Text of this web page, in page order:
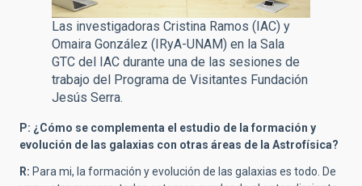
Las investigadoras Cristina Ramos (IAC) y
Omaira González (IRyA-UNAM) en la Sala
GTC del IAC durante una de las sesiones de
trabajo del Programa de Visitantes Fundación
Jesús Serra.
P: ¿Cómo se complementa el estudio de la formación y
evolución de las galaxias con otras áreas de la Astrofísica?
R: Para mi, la formación y evolución de las galaxias es todo. De